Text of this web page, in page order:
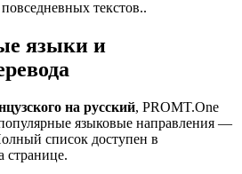
текстов..
языки и
на русский, PROMT.One
языковые направления —
список доступен в
странице.